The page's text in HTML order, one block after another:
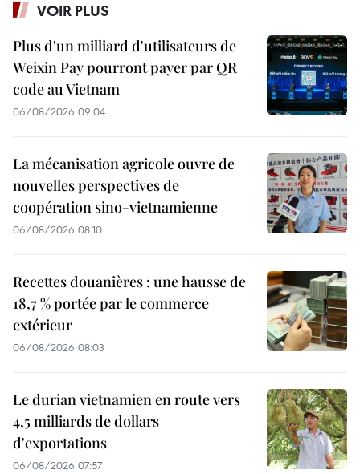
VOIR PLUS
Plus d'un milliard d'utilisateurs de
Weixin Pay pourront payer par QR
code au Vietnam
06/08/2026 09:04
La mécanisation agricole ouvre de
nouvelles perspectives de
coopération sino-vietnamienne
06/08/2026 08:10
Recettes douanières : une hausse de
18,7 % portée par le commerce
extérieur
06/08/2026 08:03
Le durian vietnamien en route vers
4,5 milliards de dollars
d'exportations
06/08/2026 07:57